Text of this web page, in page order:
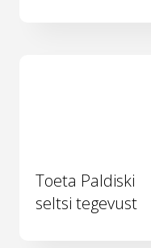
Toeta Paldiski
seltsi tegevust